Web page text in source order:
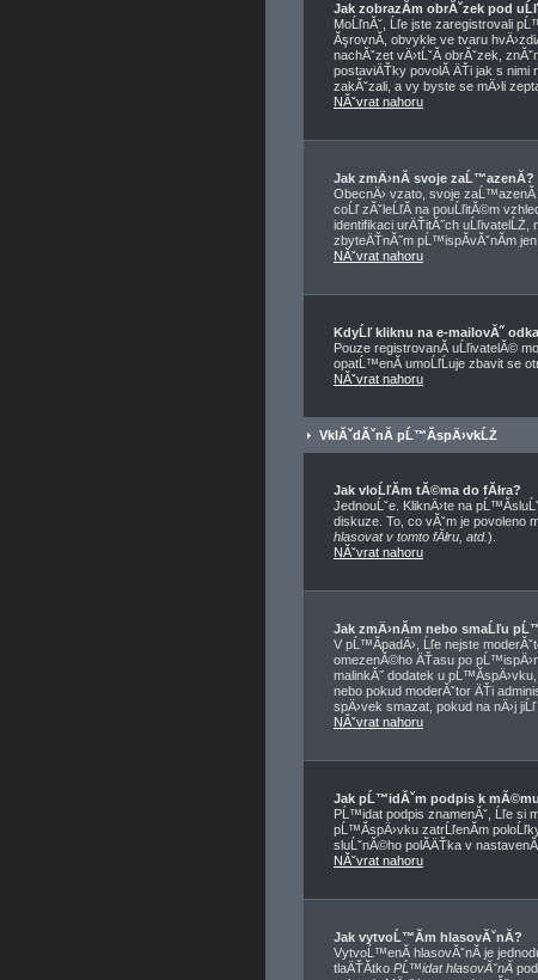
Jak zobrazĂ­m obrĂˇzek pod
MoĹľnĂˇ, Ĺľe jste zaregistrovali
ĂşrovnĂ­, obvykle ve tvaru
nachĂˇzet vÄ›tĹˇĂ­ obrĂˇzek,
postaviÄŤky povolĂ­ ÄŤi jak s nimi
zakĂˇzali, a vy byste se mÄ›li
NĂˇvrat nahoru
Jak zmÄ›nĂ­ svoje zaĹ™azenĂ­?
ObecnÄ› vzato, svoje zaĹ™azenĂ­
coĹľ zĂˇleĹľĂ­ na pouĹľitĂ©m
identifikaci urÄŤitĂ˝ch uĹľivatelĹŻ,
zbyteÄŤnĂ˝m pĹ™ispĂ­vĂˇnĂ­m
NĂˇvrat nahoru
KdyĹľ kliknu na e-mailovĂ˝
Pouze registrovanĂ­ uĹľivatelĂ©
opatĹ™enĂ­ umoĹľĹuje zbavit se
NĂˇvrat nahoru
VklĂˇdĂˇnĂ­ pĹ™Ă­spÄ›vkĹŻ
Jak vloĹľĂ­m tĂ©ma do fĂłra?
JednouĹˇe. KliknÄ›te na
diskuze. To, co vĂˇm je povoleno
hlasovat v tomto fĂłru, atd.).
NĂˇvrat nahoru
Jak zmÄ›nĂ­m nebo smaĹľu
V pĹ™Ă­padÄ›, Ĺľe nejste
omezenĂ©ho ÄŤasu po
malinkĂ˝ dodatek u
nebo pokud moderĂˇtor ÄŤi
spÄ›vek smazat, pokud na nÄ›j jiĹľ
NĂˇvrat nahoru
Jak pĹ™idĂˇm podpis k
PĹ™idat podpis znamenĂˇ, Ĺľe si
pĹ™Ă­spÄ›vku zatrĹľenĂ­m
sluĹˇnĂ©ho polĂ­ÄŤka v
NĂˇvrat nahoru
Jak vytvoĹ™Ă­m hlasovĂˇnĂ­?
VytvoĹ™enĂ­ hlasovĂˇnĂ­ je
tlaÄŤĂ­tko PĹ™idat hlasovĂˇnĂ­